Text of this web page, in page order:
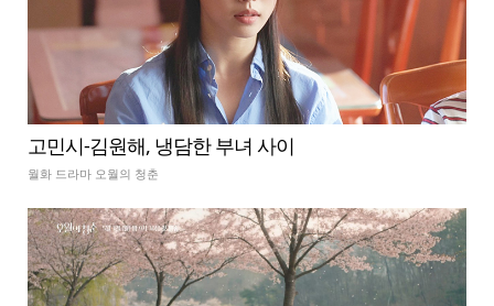
고민시-김원해, 냉담한 부녀 사이
월화 드라마 오월의 청춘